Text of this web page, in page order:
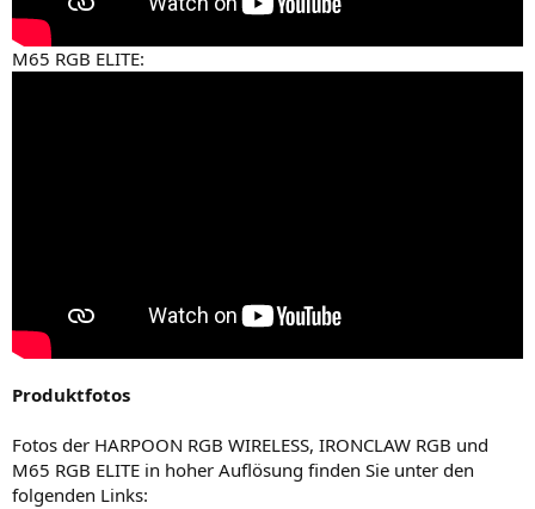
M65 RGB ELITE:
Produktfotos
Fotos der HARPOON RGB WIRELESS, IRONCLAW RGB und
M65 RGB ELITE in hoher Auflösung finden Sie unter den
folgenden Links: